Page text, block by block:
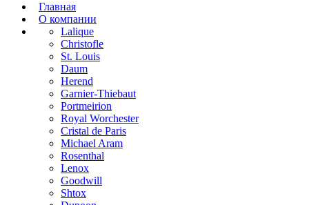
Главная
О компании
Lalique
Christofle
St. Louis
Daum
Herend
Garnier-Thiebaut
Portmeirion
Royal Worchester
Cristal de Paris
Michael Aram
Rosenthal
Lenox
Goodwill
Shtox